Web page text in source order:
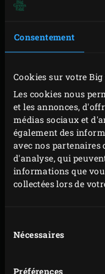
Consentement
Cookies sur votre Big
Les cookies nous
et les annonces,
médias sociaux et
également des
avec nos partenaires
d'analyse, qui
informations que
collectées lors de
duNécessaires
Préférences
Comme pour tout
convaincre les
adhèrent. Mais c’est
suis donc allé à tous
événements. À
démonstration en
poulet et de saumon